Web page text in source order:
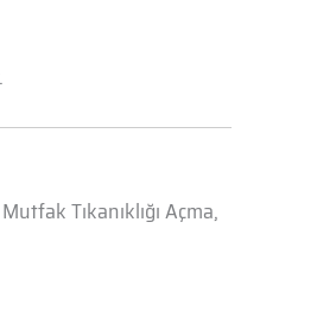
Tıkanıklığı Açma,